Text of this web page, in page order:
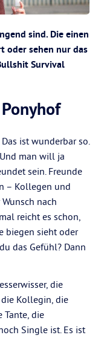
sind. Die einen
oder sehen nur das
Survival
ist wunderbar so.
man will ja
sein. Freunde
– Kollegen und
nach
reicht es schon,
biegen sieht oder
das Gefühl? Dann
die
Kollegin, die
Tante, die
Single ist. Es ist